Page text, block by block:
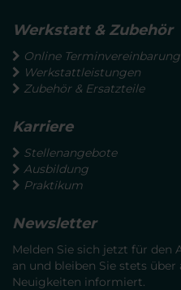
Werkstatt & Zubehör
Online Terminvereinbarung
Werkstattleistungen
Zubehör & Ersatzteile
Karriere
Stellenangebote
Ausbildung
Praktikum
Newsletter
Melden Sie sich jetzt für den
an und bleiben Sie stets
Neuigkeiten informiert.